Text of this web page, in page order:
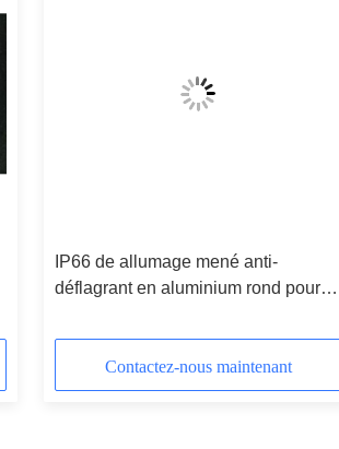
IP66 de allumage mené anti-
déflagrant en aluminium rond pour
Contactez-nous maintenant